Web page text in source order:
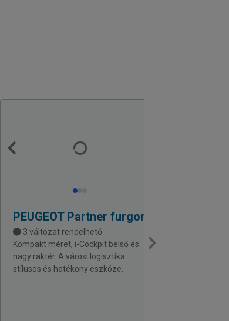
PEUGEOTPartner furgon
3 változat rendelhető
Kompakt méret, i-Cockpit belső és
nagy raktér. A városi logisztika
stílusos és hatékony eszköze.